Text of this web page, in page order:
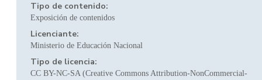
Tipo de contenido:
Exposición de contenidos
Licenciante:
Ministerio de Educación Nacional
Tipo de licencia:
CC BY-NC-SA (Creative Commons Attribution-NonCommercial-